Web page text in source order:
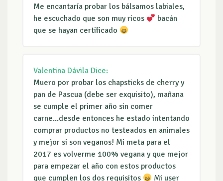
Me encantaría probar los bálsamos labiales,
he escuchado que son muy ricos
bacán
que se hayan certificado
Valentina Dávila Dice:
Muero por probar los chapsticks de cherry y
pan de Pascua (debe ser exquisito), mañana
se cumple el primer año sin comer
carne...desde entonces he estado intentando
comprar productos no testeados en animales
y mejor si son veganos! Mi meta para el
2017 es volverme 100% vegana y que mejor
para empezar el año con estos productos
que cumplen los dos requisitos
Mi user